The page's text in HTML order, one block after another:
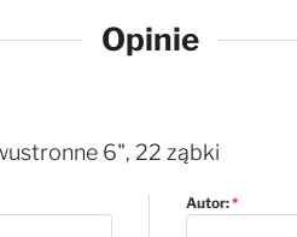
Opinie
6", 22 ząbki
Autor: